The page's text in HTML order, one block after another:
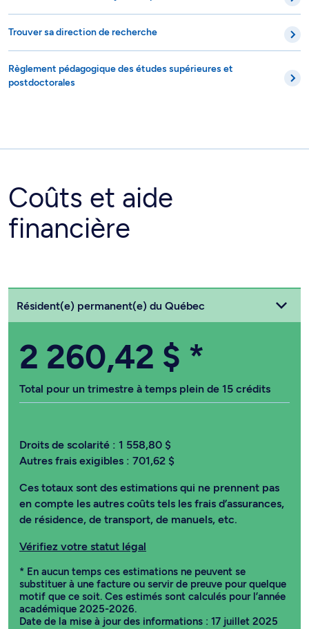
Trouver sa direction de recherche
Règlement pédagogique des études supérieures et
postdoctorales
Coûts et aide
financière
Choisissez votre statut
Résident(e) permanent(e) du Québec
2 260,42 $ *
Total pour un trimestre à temps plein de 15 crédits
Droits de scolarité : 1 558,80 $
Autres frais exigibles : 701,62 $
Ces totaux sont des estimations qui ne prennent pas
en compte les autres coûts tels les frais d’assurances,
de résidence, de transport, de manuels, etc.
Vérifiez votre statut légal
* En aucun temps ces estimations ne peuvent se
substituer à une facture ou servir de preuve pour quelque
motif que ce soit. Ces estimés sont calculés pour l’année
académique 2025-2026.
Date de la mise à jour des informations : 17 juillet 2025